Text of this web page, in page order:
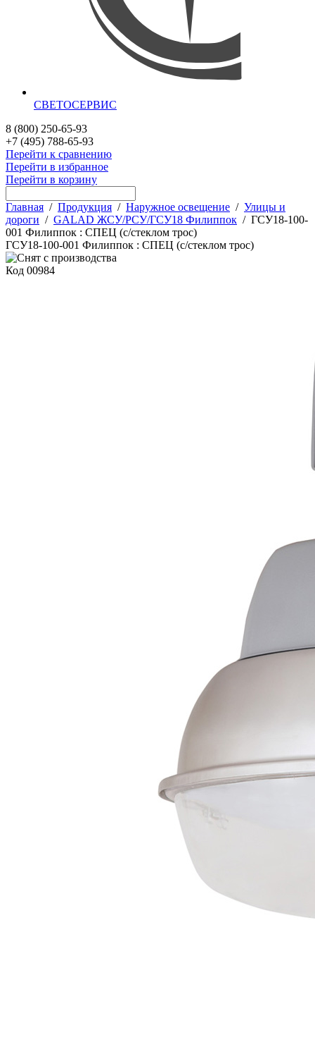
СВЕТОСЕРВИС
8 (800) 250-65-93
+7 (495) 788-65-93
Перейти к сравнению
Перейти в избранное
Перейти в корзину
Главная / Продукция / Наружное освещение / Улицы и
дороги / GALAD ЖСУ/РСУ/ГСУ18 Филиппок / ГСУ18-100-
001 Филиппок : СПЕЦ (с/стеклом трос)
ГСУ18-100-001 Филиппок : СПЕЦ (с/стеклом трос)
Код 00984